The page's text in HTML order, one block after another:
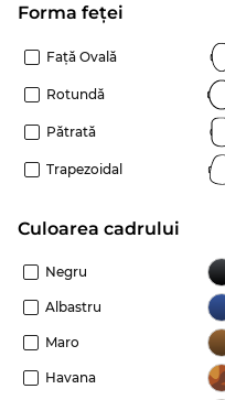
Forma feței
Față Ovală
Rotundă
Pătrată
Trapezoidal
Culoarea cadrului
Negru
Albastru
Maro
Havana